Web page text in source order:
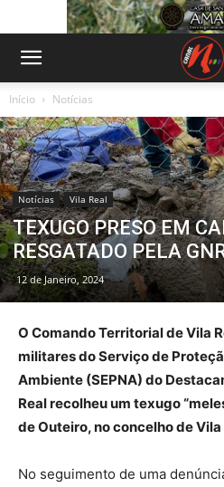
Início Notícias
Notícias Vila Real
TEXUGO PRESO EM
RESGATADO PELA
12 de Janeiro, 2024
O Comando Territorial de Vila
militares do Serviço de
Ambiente (SEPNA) do
Real recolheu um texugo
de Outeiro, no concelho de Vila
No seguimento de uma